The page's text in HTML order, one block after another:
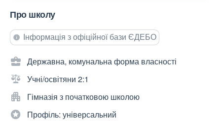
Про школу
Інформація з офіційної бази ЄДЕБО
Державна, комунальна форма власності
Учні/освітяни 2:1
Гімназія з початковою школою
Профіль: універсальний